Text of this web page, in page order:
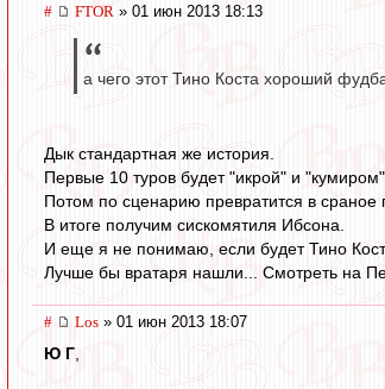
# FTOR » 01 июн 2013 18:13
а чего этот Тино Коста хороший
Дык стандартная же история.
Первые 10 туров будет "икрой" и "кумиром".
Потом по сценарию превратится в сраное
В итоге получим сискомятиля Ибсона.
И еще я не понимаю, если будет Тино
Лучше бы вратаря нашли... Смотреть на
# Los » 01 июн 2013 18:07
Ю Г